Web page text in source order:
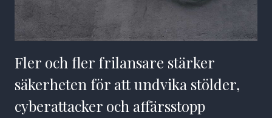
Fler och fler frilansare stärker
säkerheten för att undvika stölder,
cyberattacker och affärsstopp